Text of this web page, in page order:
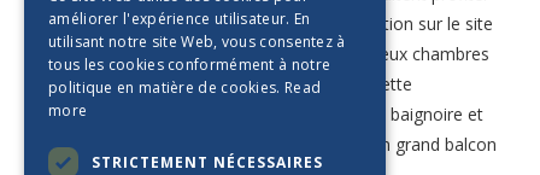
de notre vue sur l'océan. Faites une réservation sur le site
officiel et profitez d'un appartement avec deux chambres
avec deux lits simples chacune, une kitchenette
entièrement équipée, une salle de bain avec baignoire et
un salon avec un canapé-lit convertible et un grand balcon
FR_BE
améliorer l'expérience utilisateur. En
utilisant notre site Web, vous consentez à
tous les cookies conformément à notre
politique en matière de cookies. Read
more
STRICTEMENT NÉCESSAIRES